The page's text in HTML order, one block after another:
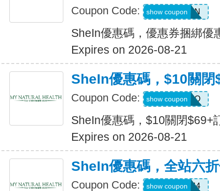
Coupon Code: Q82333N
show coupon
SheIn優惠碼，優惠券捆綁優
Expires on 2026-08-21
SheIn優惠碼，$10關閉
Coupon Code: HELLO
show coupon
SheIn優惠碼，$10關閉$69+
Expires on 2026-08-21
SheIn優惠碼，全站六
Coupon Code: V3A44
show coupon